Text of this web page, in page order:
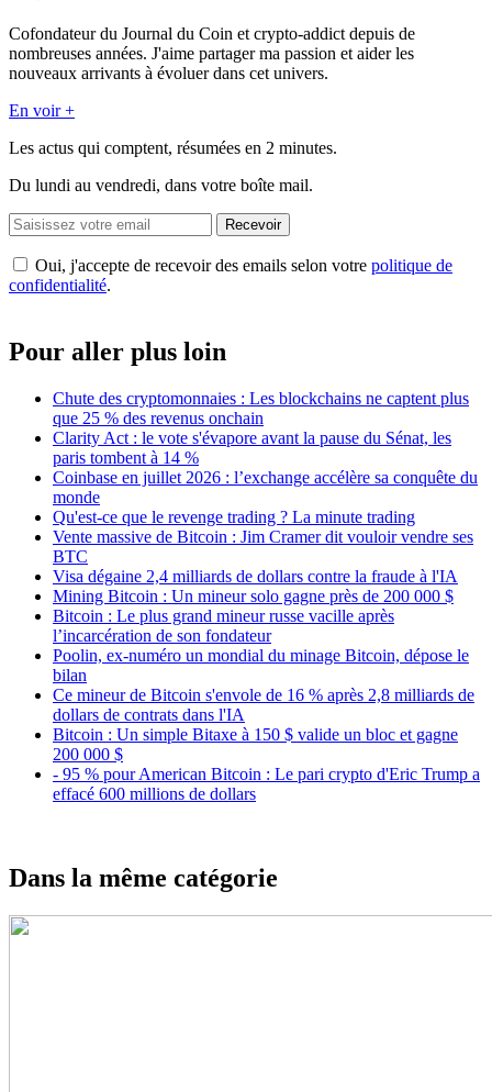
Cofondateur du Journal du Coin et crypto-addict depuis de
nombreuses années. J'aime partager ma passion et aider les
nouveaux arrivants à évoluer dans cet univers.
En voir +
Les actus qui comptent, résumées en 2 minutes.
Du lundi au vendredi, dans votre boîte mail.
Recevoir
Oui, j'accepte de recevoir des emails selon votre politique de
confidentialité.
Pour aller plus loin
Chute des cryptomonnaies : Les blockchains ne captent plus
que 25 % des revenus onchain
Clarity Act : le vote s'évapore avant la pause du Sénat, les
paris tombent à 14 %
Coinbase en juillet 2026 : l’exchange accélère sa conquête du
monde
Qu'est-ce que le revenge trading ? La minute trading
Vente massive de Bitcoin : Jim Cramer dit vouloir vendre ses
BTC
Visa dégaine 2,4 milliards de dollars contre la fraude à l'IA
Mining Bitcoin : Un mineur solo gagne près de 200 000 $
Bitcoin : Le plus grand mineur russe vacille après
l’incarcération de son fondateur
Poolin, ex-numéro un mondial du minage Bitcoin, dépose le
bilan
Ce mineur de Bitcoin s'envole de 16 % après 2,8 milliards de
dollars de contrats dans l'IA
Bitcoin : Un simple Bitaxe à 150 $ valide un bloc et gagne
200 000 $
- 95 % pour American Bitcoin : Le pari crypto d'Eric Trump a
effacé 600 millions de dollars
Dans la même catégorie